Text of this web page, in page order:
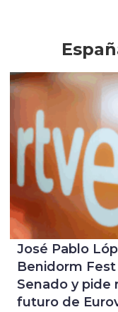
José Pablo
Benidorm
Senado y pide
futuro de